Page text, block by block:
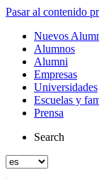
Pasar al contenido
Nuevos
Alumnos
Alumni
Empresas
Universidades
Escuelas y
Prensa
Search